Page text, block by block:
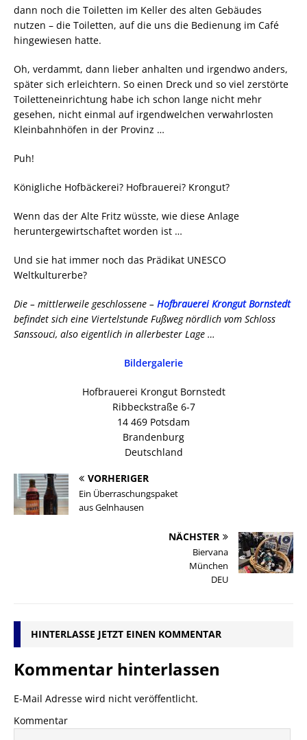
dann noch die Toiletten im Keller des alten Gebäudes
nutzen – die Toiletten, auf die uns die Bedienung im Café
hingewiesen hatte.
Oh, verdammt, dann lieber anhalten und irgendwo anders,
später sich erleichtern. So einen Dreck und so viel zerstörte
Toiletteneinrichtung habe ich schon lange nicht mehr
gesehen, nicht einmal auf irgendwelchen verwahrlosten
Kleinbahnhöfen in der Provinz …
Puh!
Königliche Hofbäckerei? Hofbrauerei? Krongut?
Wenn das der Alte Fritz wüsste, wie diese Anlage
heruntergewirtschaftet worden ist …
Und sie hat immer noch das Prädikat UNESCO
Weltkulturerbe?
Die – mittlerweile geschlossene – Hofbrauerei Krongut Bornstedt
befindet sich eine Viertelstunde Fußweg nördlich vom Schloss
Sanssouci, also eigentlich in allerbester Lage …
Bildergalerie
Hofbrauerei Krongut Bornstedt
Ribbeckstraße 6-7
14 469 Potsdam
Brandenburg
Deutschland
VORHERIGER
Ein Überraschungspaket
aus Gelnhausen
NÄCHSTER
Biervana
München
DEU
HINTERLASSE JETZT EINEN KOMMENTAR
Kommentar hinterlassen
E-Mail Adresse wird nicht veröffentlicht.
Kommentar